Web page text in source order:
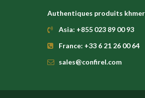
Authentiques produits
Asia: +855 023 89 00 93
France: +33 6 21 26 00 64
sales@confirel.com